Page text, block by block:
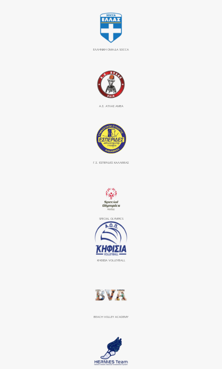
ΕΛΛΗΝΙΚΗ ΟΜΑΔΑ SOCCA
Α.Σ. ΑΤΛΑΣ ΑΜΕΑ
Γ.Σ. ΕΣΠΕΡΙΔΕΣ ΚΑΛΛΙΘΕΑΣ
SPECIAL OLYMPICS
ΚΗΦΙΣΙΆ VOLLEYBALL
BEACH VOLLEY ACADEMY